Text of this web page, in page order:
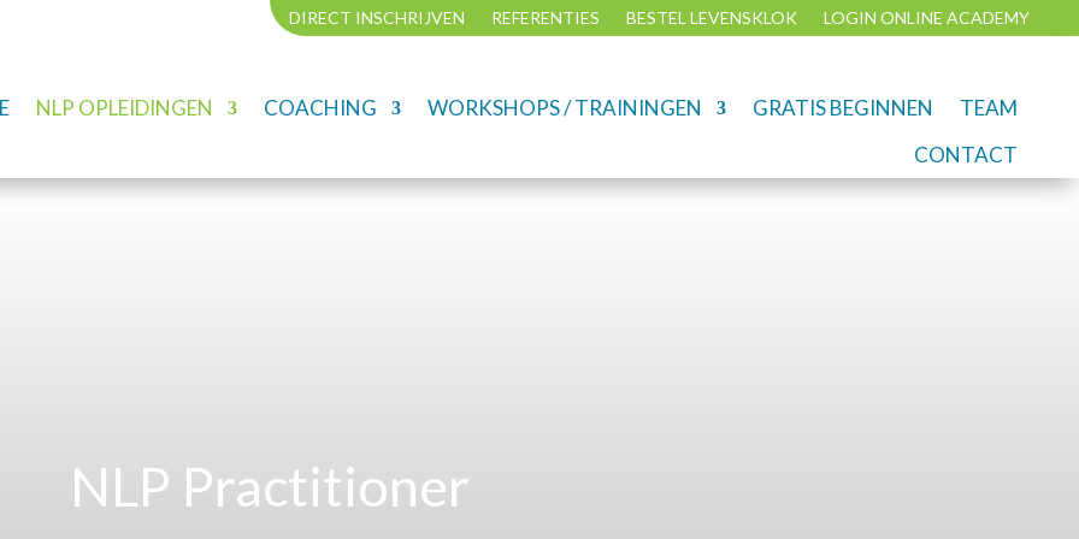
DIRECT INSCHRIJVEN REFERENTIES BESTEL LEVENSKLOK LOGIN ONLINE ACADEMY
NLP OPLEIDINGEN COACHING WORKSHOPS / TRAININGEN GRATIS BEGINNEN
TEAM
CONTACT
NLP Practitioner